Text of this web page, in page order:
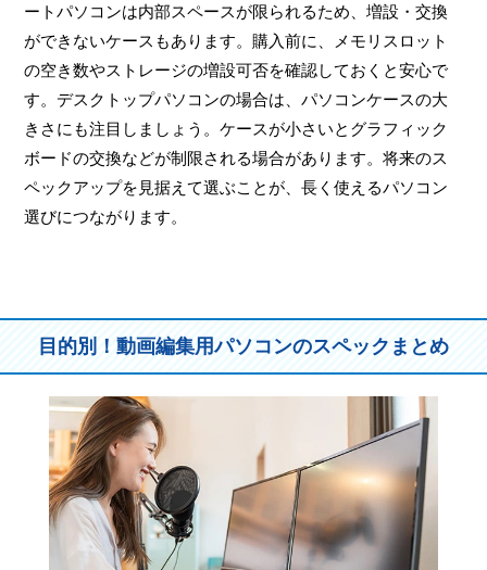
ートパソコンは内部スペースが限られるため、増設・交換
ができないケースもあります。購入前に、メモリスロット
の空き数やストレージの増設可否を確認しておくと安心で
す。デスクトップパソコンの場合は、パソコンケースの大
きさにも注目しましょう。ケースが小さいとグラフィック
ボードの交換などが制限される場合があります。将来のス
ペックアップを見据えて選ぶことが、長く使えるパソコン
選びにつながります。
目的別！動画編集用パソコンのスペックまとめ